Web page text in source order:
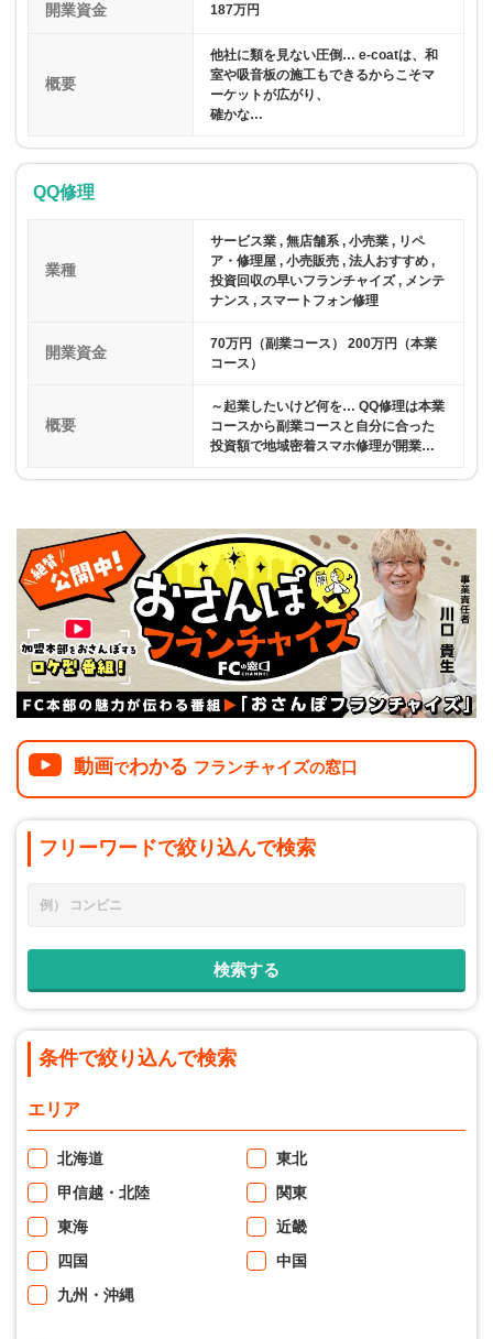
開業資金 187万円
概要
他社に類を見ない圧倒… e-coatは、和
室や吸音板の施工もできるからこそマ
ーケットが広がり、
確かな…
QQ修理
業種
サービス業 , 無店舗系 , 小売業 , リペ
ア・修理屋 , 小売販売 , 法人おすすめ ,
投資回収の早いフランチャイズ , メンテ
ナンス , スマートフォン修理
開業資金
70万円（副業コース） 200万円（本業
コース）
概要
～起業したいけど何を… QQ修理は本業
コースから副業コースと自分に合った
投資額で地域密着スマホ修理が開業…
動画でわかる フランチャイズの窓口
フリーワードで絞り込んで検索
条件で絞り込んで検索
エリア
北海道
東北
甲信越・北陸
関東
東海
近畿
四国
中国
九州・沖縄